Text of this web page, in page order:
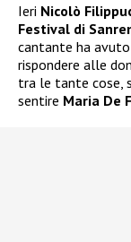
Ieri Nicolò
Festival di
cantante ha
rispondere alle
tra le tante cose,
sentire Maria De